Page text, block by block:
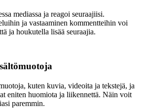
mediassa ja reagoi seuraajiisi.
ja vastaaminen kommentteihin voi
ja houkutella lisää seuraajia.
kuten kuvia, videoita ja tekstejä, ja
eniten huomiota ja liikennettä. Näin voit
paremmin.